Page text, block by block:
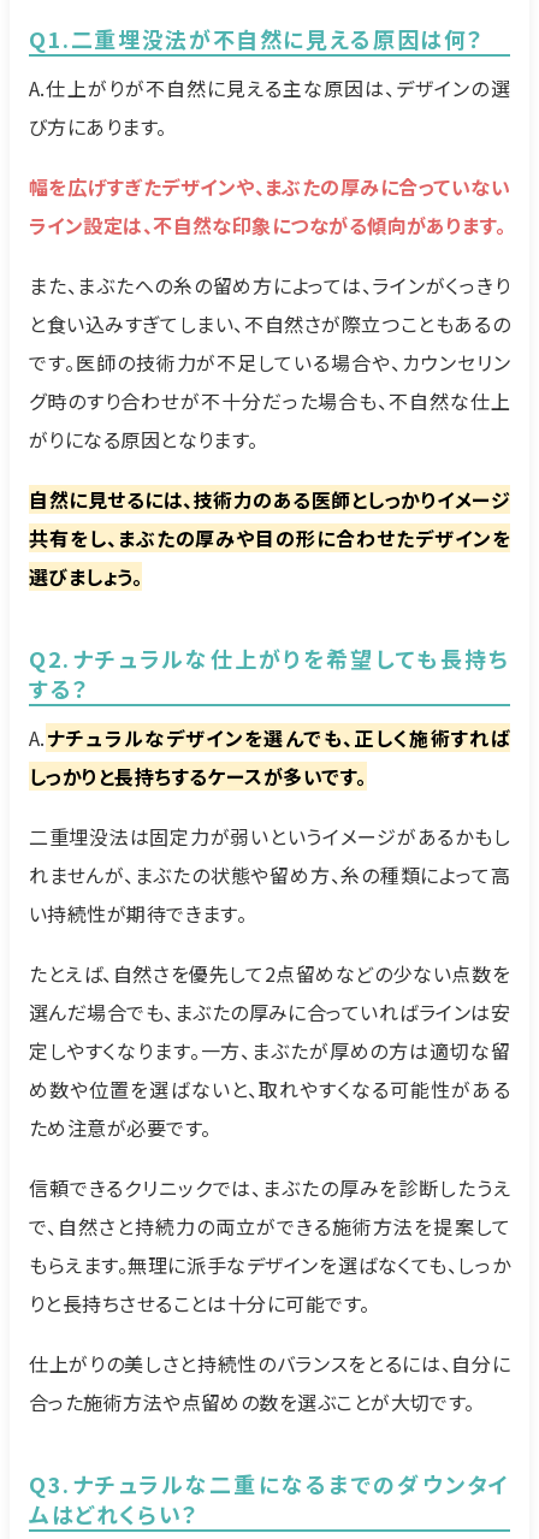
Q1.二重埋没法が不自然に見える原因は何？
A.仕上がりが不自然に見える主な原因は、デザインの選
び方にあります。
幅を広げすぎたデザインや、まぶたの厚みに合っていない
ライン設定は、不自然な印象につながる傾向があります。
また、まぶたへの糸の留め方によっては、ラインがくっきり
と食い込みすぎてしまい、不自然さが際立つこともあるの
です。医師の技術力が不足している場合や、カウンセリン
グ時のすり合わせが不十分だった場合も、不自然な仕上
がりになる原因となります。
自然に見せるには、技術力のある医師としっかりイメージ
共有をし、まぶたの厚みや目の形に合わせたデザインを
選びましょう。
Q2.ナチュラルな仕上がりを希望しても長持ち
する？
A.ナチュラルなデザインを選んでも、正しく施術すれば
しっかりと長持ちするケースが多いです。
二重埋没法は固定力が弱いというイメージがあるかもし
れませんが、まぶたの状態や留め方、糸の種類によって高
い持続性が期待できます。
たとえば、自然さを優先して2点留めなどの少ない点数を
選んだ場合でも、まぶたの厚みに合っていればラインは安
定しやすくなります。一方、まぶたが厚めの方は適切な留
め数や位置を選ばないと、取れやすくなる可能性がある
ため注意が必要です。
信頼できるクリニックでは、まぶたの厚みを診断したうえ
で、自然さと持続力の両立ができる施術方法を提案して
もらえます。無理に派手なデザインを選ばなくても、しっか
りと長持ちさせることは十分に可能です。
仕上がりの美しさと持続性のバランスをとるには、自分に
合った施術方法や点留めの数を選ぶことが大切です。
Q3.ナチュラルな二重になるまでのダウンタイ
ムはどれくらい？